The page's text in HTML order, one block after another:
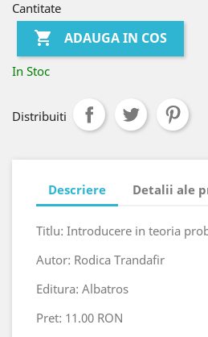
Cantitate
 ADAUGA IN COS
In Stoc
Distribuiti
Descriere Detalii ale
Titlu: Introducere in teoria
Autor: Rodica Trandafir
Editura: Albatros
Pret: 11.00 RON